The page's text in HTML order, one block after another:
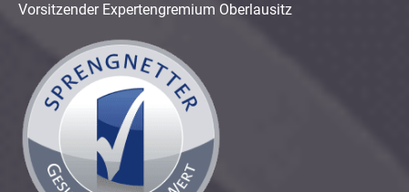
Vorsitzender Expertengremium Oberlausitz